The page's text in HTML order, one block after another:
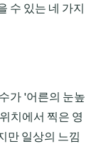
수 있는 네 가지
가 '어른의 눈높
치에서 찍은 영
만 일상의 느낌